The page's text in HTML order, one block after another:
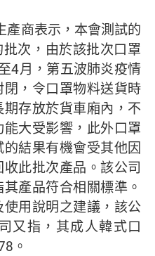
產商表示，本會測試的
次，由於該批次口罩
4月，第五波肺炎疫情
，令口罩物料送貨時
存放於貨車廂內，不
大受影響，此外口罩
結果有機會受其他因
此批次產品。該公司
產品符合相關標準。
用說明之建議，該公
又指，其成人韓式口
。